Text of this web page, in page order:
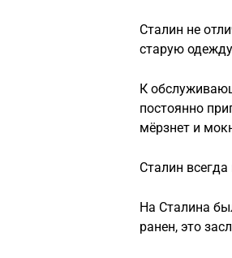
Сталин не
старую
К
постоянно
мёрзнет и
Сталин
На Сталина
ранен, это